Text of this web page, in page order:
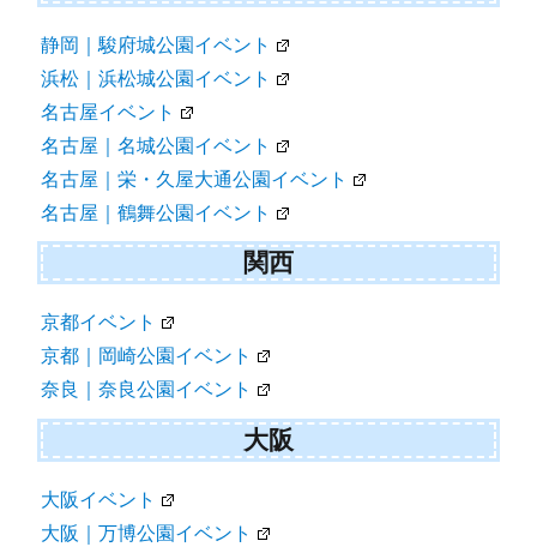
静岡｜駿府城公園イベント
浜松｜浜松城公園イベント
名古屋イベント
名古屋｜名城公園イベント
名古屋｜栄・久屋大通公園イベント
名古屋｜鶴舞公園イベント
関西
京都イベント
京都｜岡崎公園イベント
奈良｜奈良公園イベント
大阪
大阪イベント
大阪｜万博公園イベント